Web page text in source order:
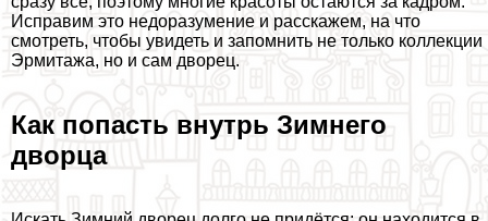
Исправим это недоразумение и расскажем, на что
смотреть, чтобы увидеть и запомнить не только коллекции
Эрмитажа, но и сам дворец.
Как попасть внутрь Зимнего
дворца